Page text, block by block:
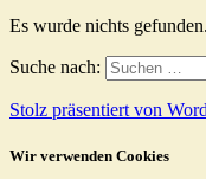
Es wurde nichts
Suche nach:
Stolz präsentiert von
Wir verwenden Cookies